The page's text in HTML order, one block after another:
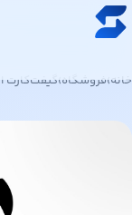
پرش به محتوای اصلی
قیمت ارز دیجیتال
فروشگاه
خانه›فروشگاه›